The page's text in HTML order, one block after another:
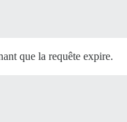
que la requête expire.